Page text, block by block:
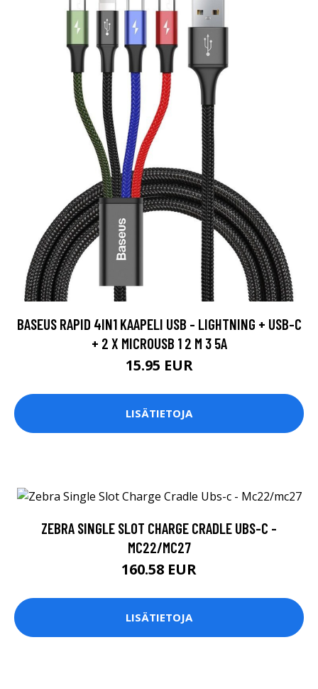
BASEUS RAPID 4IN1 KAAPELI USB - LIGHTNING + USB-C
+ 2 X MICROUSB 1 2 M 3 5A
15.95 EUR
LISÄTIETOJA
ZEBRA SINGLE SLOT CHARGE CRADLE UBS-C -
MC22/MC27
160.58 EUR
LISÄTIETOJA